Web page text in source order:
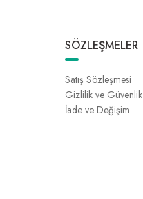
SÖZLEŞMELER
Satış Sözleşmesi
Gizlilik ve Güvenlik
İade ve Değişim